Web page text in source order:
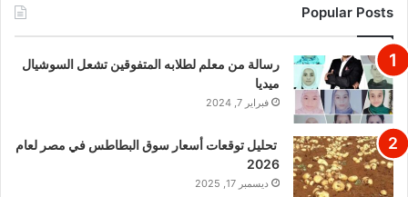
Popular Posts
رسالة من معلم لطلابه المتفوقين تشعل السوشيال
ميديا
فبراير 7, 2024
تحليل توقعات أسعار سوق البطاطس في مصر لعام
2026
ديسمبر 17, 2025